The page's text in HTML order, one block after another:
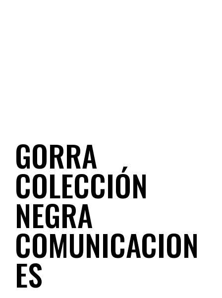
GORRA
COLECCIÓN
NEGRA
COMUNICACION
ES